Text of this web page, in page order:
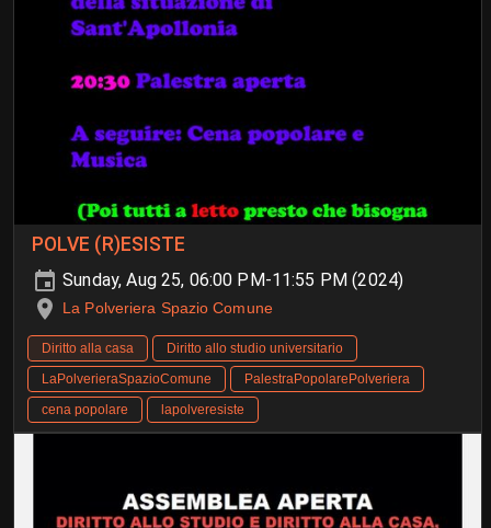
POLVE (R)ESISTE
Sunday, Aug 25, 06:00 PM-11:55 PM (2024)
La Polveriera Spazio Comune
Diritto alla casa
Diritto allo studio universitario
LaPolverieraSpazioComune
PalestraPopolarePolveriera
cena popolare
lapolveresiste